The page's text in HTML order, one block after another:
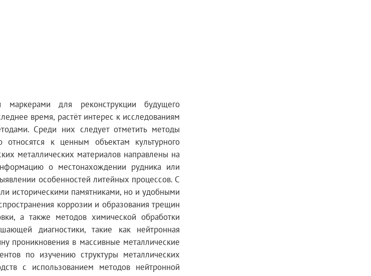
для реконструкции будущего
время, растёт интерес к исследованиям
Среди них следует отметить методы
к ценным объектам культурного
металлических материалов направлены на
о местонахождении рудника или
особенностей литейных процессов. С
историческими памятниками, но и удобными
коррозии и образования трещин
а также методов химической обработки
диагностики, такие как нейтронная
проникновения в массивные металлические
по изучению структуры металлических
с использованием методов нейтронной